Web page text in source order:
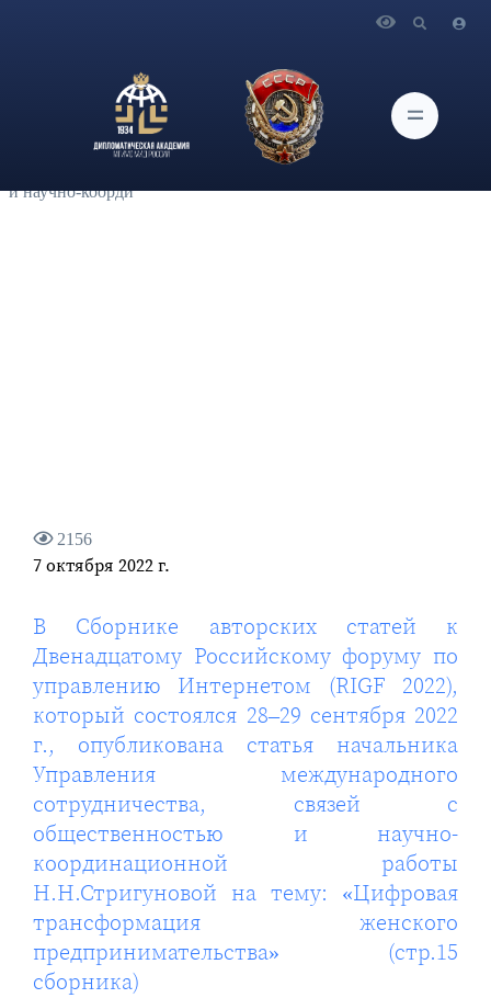
Российскому форуму по управлению Интернетом (RIGF
2022), который состоялся 28–29 сентября 2022 г.,
опубликована статья начальника Управления
международного сотрудничества, связей с общественностью
и научно-коорди
2156
7 октября 2022 г.
В Сборнике авторских статей к
Двенадцатому Российскому форуму по
управлению Интернетом (RIGF 2022),
который состоялся 28–29 сентября 2022
г., опубликована статья начальника
Управления международного
сотрудничества, связей с
общественностью и научно-
координационной работы
Н.Н.Стригуновой на тему: «Цифровая
трансформация женского
предпринимательства» (стр.15
сборника)